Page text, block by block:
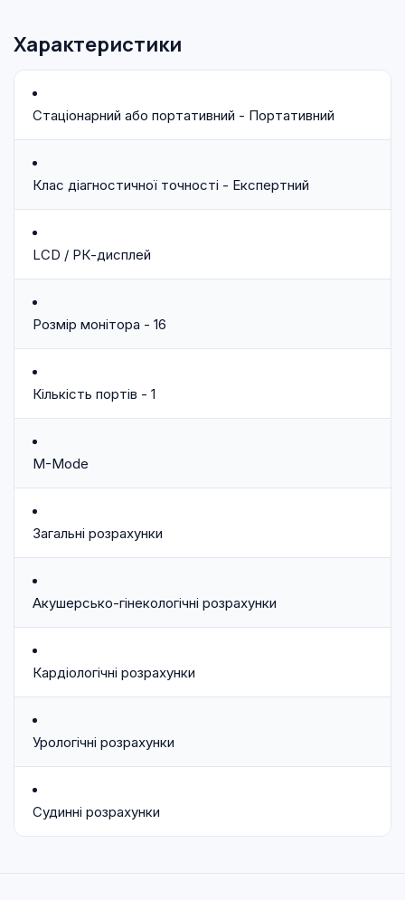
Характеристики
Стаціонарний або портативний - Портативний
Клас діагностичної точності - Експертний
LCD / РК-дисплей
Розмір монітора - 16
Кількість портів - 1
M-Mode
Загальні розрахунки
Акушерсько-гінекологічні розрахунки
Кардіологічні розрахунки
Урологічні розрахунки
Судинні розрахунки